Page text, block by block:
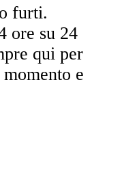
furti.
ore su 24
qui per
e